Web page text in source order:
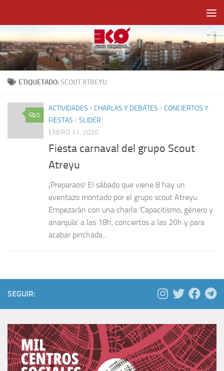
ETIQUETADO:SCOUT ATREYU
0
ACTIVIDADES / CHARLAS Y DEBATES / CONCIERTOS Y
FIESTAS / SLIDER
ENERO 31, 2020
Fiesta carnaval del grupo Scout
Atreyu
¡Preparaos! El sábado que viene 8 hay un
eventazo montado por el grupo scout Atreyu.
Empezarán con una charla ‘Capacitismo, género y
anarquía’ a las 18h, conciertos a las 20h y para
acabar pinchada...
SEGUIR: